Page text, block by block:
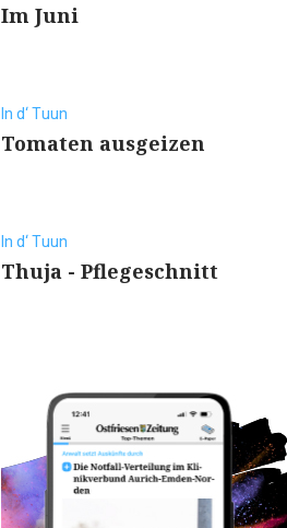
Im Juni
In d‘ Tuun
Tomaten ausgeizen
In d‘ Tuun
Thuja - Pflegeschnitt